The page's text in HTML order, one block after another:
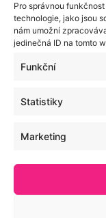
Pro správnou
technologie, jako jsou
nám umožní
jedinečná ID na tomto
Funkční
Statistiky
Marketing
O nás
Kontakty
Fotogalerie
Ke stažení
Interní odkazy
Portál Office